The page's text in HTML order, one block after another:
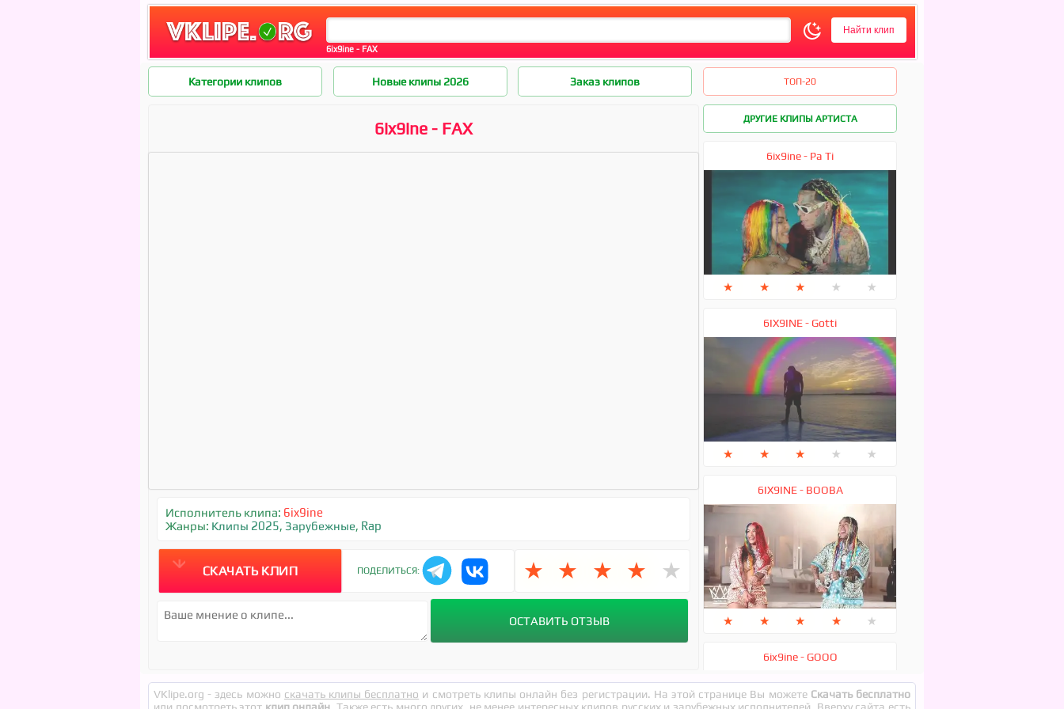
6ix9ine - FAX
Категории клипов Новые клипы 2026 Заказ клипов ТОП-20
6ix9ine - FAX
Исполнитель клипа: 6ix9ine
Жанры: Клипы 2025, Зарубежные, Rap
СКАЧАТЬ КЛИП ПОДЕЛИТЬСЯ: ★ ★ ★ ★ ★
ДРУГИЕ КЛИПЫ АРТИСТА
6ix9ine - Pa Ti
★ ★ ★ ★ ★
6IX9INE - Gotti
★ ★ ★ ★ ★
6IX9INE - BOOBA
★ ★ ★ ★ ★
6ix9ine - GOOO
VKlipe.org - здесь можно скачать клипы бесплатно и смотреть клипы онлайн без регистрации. На этой странице Вы можете Скачать бесплатно